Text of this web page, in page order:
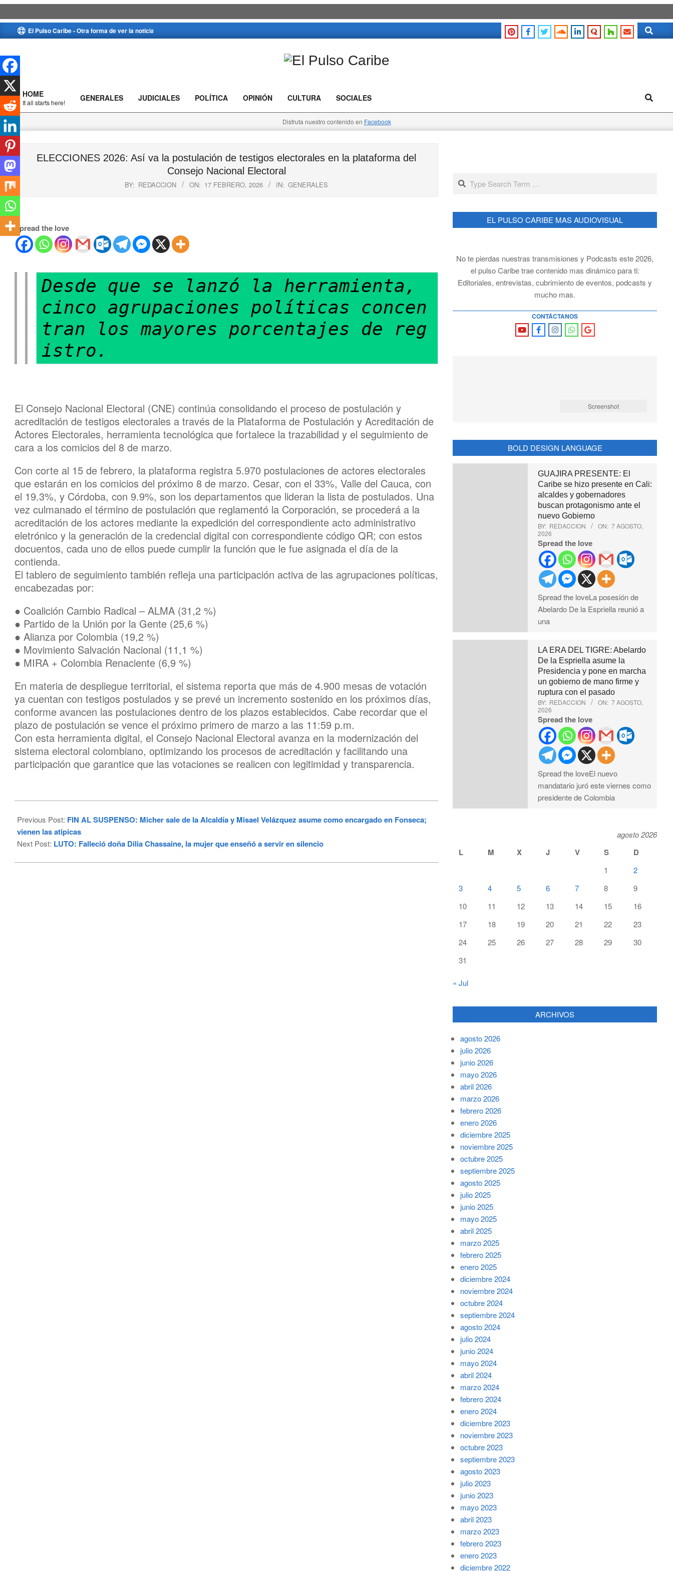
to
El Pulso Caribe - Otra forma de ver la noticia Search
Caribe
Primary
Navigation
Menu
HOME
It all starts here! GENERALES JUDICIALES POLÍTICA OPINIÓN CULTURA SOCIALES Search
Disfruta nuestro contenido en Facebook
ELECCIONES 2026: Así va la postulación de testigos electorales en la plataforma del
Consejo Nacional Electoral
BY: REDACCION ON: 17 FEBRERO, 2026 IN: GENERALES
Spread the love
Desde que se lanzó la herramienta,
cinco agrupaciones políticas concen
tran los mayores porcentajes de reg
istro.
El Consejo Nacional Electoral (CNE) continúa consolidando el proceso de postulación y
acreditación de testigos electorales a través de la Plataforma de Postulación y Acreditación de
Actores Electorales, herramienta tecnológica que fortalece la trazabilidad y el seguimiento de
cara a los comicios del 8 de marzo.
Con corte al 15 de febrero, la plataforma registra 5.970 postulaciones de actores electorales
que estarán en los comicios del próximo 8 de marzo. Cesar, con el 33%, Valle del Cauca, con
el 19.3%, y Córdoba, con 9.9%, son los departamentos que lideran la lista de postulados. Una
vez culmanado el término de postulación que reglamentó la Corporación, se procederá a la
acreditación de los actores mediante la expedición del correspondiente acto administrativo
eletrónico y la generación de la credencial digital con correspondiente código QR; con estos
docuentos, cada uno de ellos puede cumplir la función que le fue asignada el día de la
contienda.
El tablero de seguimiento también refleja una participación activa de las agrupaciones políticas,
encabezadas por:
● Coalición Cambio Radical – ALMA (31,2 %)
● Partido de la Unión por la Gente (25,6 %)
● Alianza por Colombia (19,2 %)
● Movimiento Salvación Nacional (11,1 %)
● MIRA + Colombia Renaciente (6,9 %)
En materia de despliegue territorial, el sistema reporta que más de 4.900 mesas de votación
ya cuentan con testigos postulados y se prevé un incremento sostenido en los próximos días,
conforme avancen las postulaciones dentro de los plazos establecidos. Cabe recordar que el
plazo de postulación se vence el próximo primero de marzo a las 11:59 p.m.
Con esta herramienta digital, el Consejo Nacional Electoral avanza en la modernización del
sistema electoral colombiano, optimizando los procesos de acreditación y facilitando una
participación que garantice que las votaciones se realicen con legitimidad y transparencia.
02-
17
Previous Post: FIN AL SUSPENSO: Micher sale de la Alcaldía y Misael Velázquez asume como encargado en Fonseca;
vienen las atipicas
Next Post: LUTO: Falleció doña Dilia Chassaine, la mujer que enseñó a servir en silencio
Search
EL PULSO CARIBE MAS AUDIOVISUAL
No te pierdas nuestras transmisiones y Podcasts este 2026,
el pulso Caribe trae contenido mas dinámico para ti:
Editoriales, entrevistas, cubrimiento de eventos, podcasts y
mucho mas.
CONTÁCTANOS
Screenshot
BOLD DESIGN LANGUAGE
GUAJIRA PRESENTE: El
Caribe se hizo presente en Cali:
alcaldes y gobernadores
buscan protagonismo ante el
nuevo Gobierno
BY: REDACCION ON: 7 AGOSTO,
2026
Spread the love
Spread the loveLa posesión de
Abelardo De la Espriella reunió a
una
LA ERA DEL TIGRE: Abelardo
De la Espriella asume la
Presidencia y pone en marcha
un gobierno de mano firme y
ruptura con el pasado
BY: REDACCION ON: 7 AGOSTO,
2026
Spread the love
Spread the loveEl nuevo
mandatario juró este viernes como
presidente de Colombia
agosto 2026
L M X J V S D
1
2
3
4 5 6 7 8
9
10
11 12 13 14 15
16
17
18 19 20 21 22
23
24
25 26 27 28 29
30
31
« Jul
ARCHIVOS
agosto 2026
julio 2026
junio 2026
mayo 2026
abril 2026
marzo 2026
febrero 2026
enero 2026
diciembre 2025
noviembre 2025
octubre 2025
septiembre 2025
agosto 2025
julio 2025
junio 2025
mayo 2025
abril 2025
marzo 2025
febrero 2025
enero 2025
diciembre 2024
noviembre 2024
octubre 2024
septiembre 2024
agosto 2024
julio 2024
junio 2024
mayo 2024
abril 2024
marzo 2024
febrero 2024
enero 2024
diciembre 2023
noviembre 2023
octubre 2023
septiembre 2023
agosto 2023
julio 2023
junio 2023
mayo 2023
abril 2023
marzo 2023
febrero 2023
enero 2023
diciembre 2022